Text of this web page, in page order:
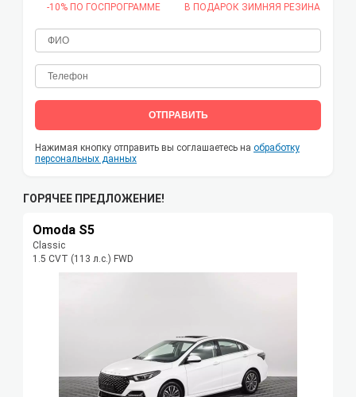
-10% ПО ГОСПРОГРАММЕ В ПОДАРОК ЗИМНЯЯ РЕЗИНА
ОТПРАВИТЬ
Нажимая кнопку отправить вы соглашаетесь на обработку
персональных данных
ГОРЯЧЕЕ ПРЕДЛОЖЕНИЕ!
Omoda S5
Classic
1.5 CVT (113 л.с.) FWD